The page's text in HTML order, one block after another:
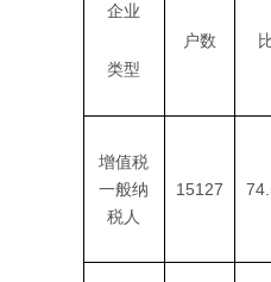
企业
类型
户数
增值税
一般纳
税人
15127